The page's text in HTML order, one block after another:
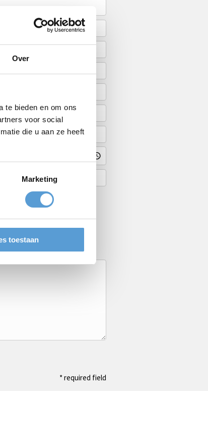
Over
te bieden en om ons
voor social
die u aan ze heeft
Marketing
toestaan
* required field